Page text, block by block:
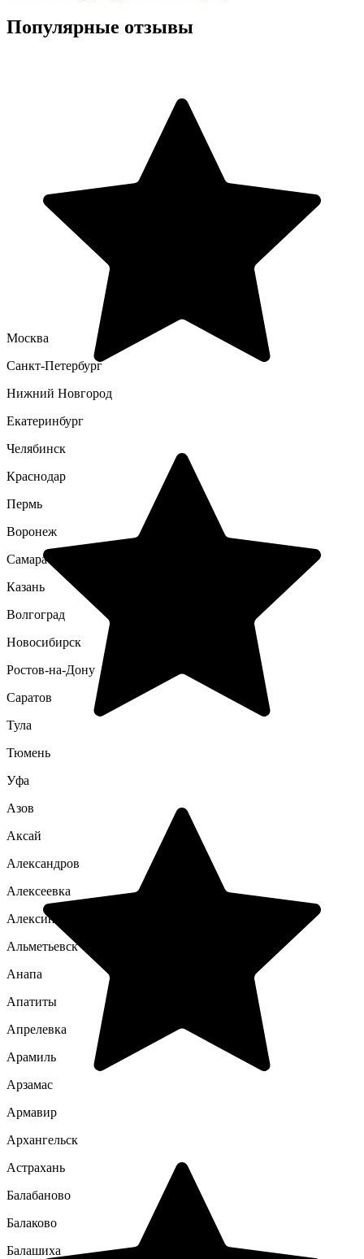
Популярные отзывы
Москва
Санкт-Петербург
Нижний Новгород
Екатеринбург
Челябинск
Краснодар
Пермь
Воронеж
Самара
Казань
Волгоград
Новосибирск
Ростов-на-Дону
Саратов
Тула
Тюмень
Уфа
Азов
Аксай
Александров
Алексеевка
Алексин
Альметьевск
Анапа
Апатиты
Апрелевка
Арамиль
Арзамас
Армавир
Архангельск
Астрахань
Балабаново
Балаково
Балашиха